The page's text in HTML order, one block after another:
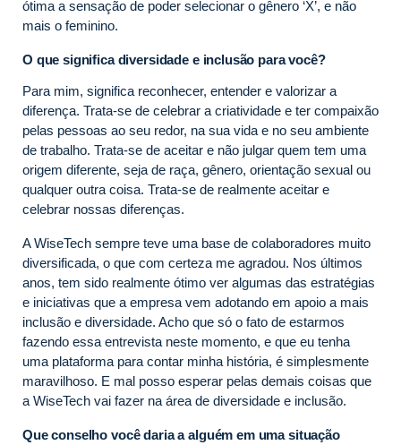
ótima a sensação de poder selecionar o gênero ‘X’, e não
mais o feminino.
O que significa diversidade e inclusão para você?
Para mim, significa reconhecer, entender e valorizar a
diferença. Trata-se de celebrar a criatividade e ter compaixão
pelas pessoas ao seu redor, na sua vida e no seu ambiente
de trabalho. Trata-se de aceitar e não julgar quem tem uma
origem diferente, seja de raça, gênero, orientação sexual ou
qualquer outra coisa. Trata-se de realmente aceitar e
celebrar nossas diferenças.
A WiseTech sempre teve uma base de colaboradores muito
diversificada, o que com certeza me agradou. Nos últimos
anos, tem sido realmente ótimo ver algumas das estratégias
e iniciativas que a empresa vem adotando em apoio a mais
inclusão e diversidade. Acho que só o fato de estarmos
fazendo essa entrevista neste momento, e que eu tenha
uma plataforma para contar minha história, é simplesmente
maravilhoso. E mal posso esperar pelas demais coisas que
a WiseTech vai fazer na área de diversidade e inclusão.
Que conselho você daria a alguém em uma situação